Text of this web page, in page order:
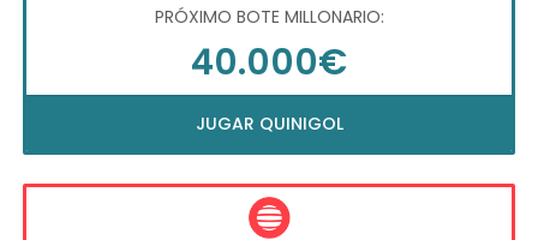
PRÓXIMO BOTE MILLONARIO:
40.000€
JUGAR QUINIGOL